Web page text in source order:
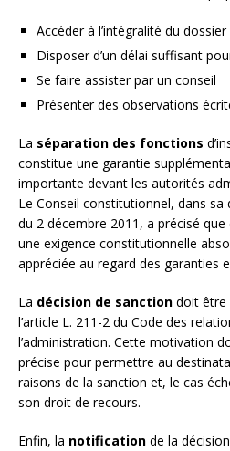
Accéder à l’intégralité du
Disposer d’un délai suffisant
Se faire assister par un conseil
Présenter des observations
La séparation des fonctions
constitue une garantie
importante devant les autorités
Le Conseil constitutionnel, dans sa
du 2 décembre 2011, a précisé
une exigence constitutionnelle
appréciée au regard des garanties
La décision de sanction doit être
l’article L. 211-2 du Code des
l’administration. Cette motivation
précise pour permettre au
raisons de la sanction et, le cas
son droit de recours.
Enfin, la notification de la